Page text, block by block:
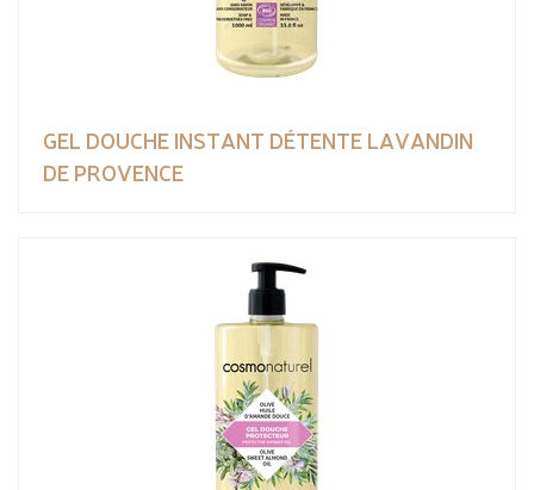
GEL DOUCHE INSTANT DÉTENTE LAVANDIN
DE PROVENCE